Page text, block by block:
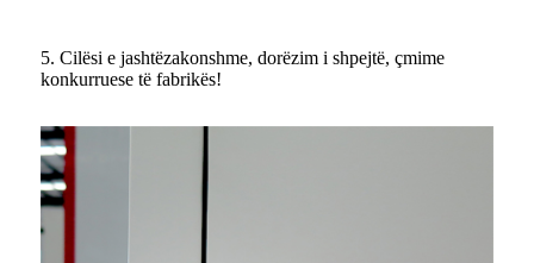
5. Cilësi e jashtëzakonshme, dorëzim i shpejtë, çmime
konkurruese të fabrikës!